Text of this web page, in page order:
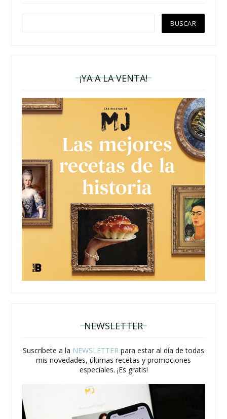
¡YA A LA VENTA!
NEWSLETTER
Suscríbete a la NEWSLETTER para estar al día de todas
mis novedades, últimas recetas y promociones
especiales. ¡Es gratis!